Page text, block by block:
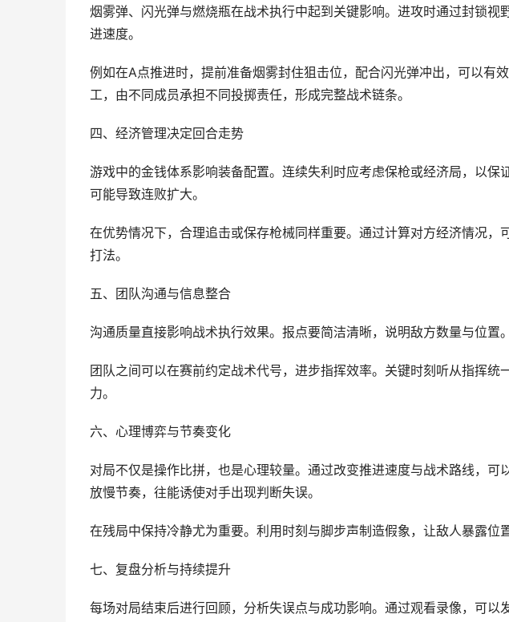
烟雾弹、闪光弹与燃烧瓶在战术执行中起到关键影响。进攻时通过封锁视
进速度。
例如在A点推进时，提前准备烟雾封住狙击位，配合闪光弹冲出，可以有
工，由不同成员承担不同投掷责任，形成完整战术链条。
四、经济管理决定回合走势
游戏中的金钱体系影响装备配置。连续失利时应考虑保枪或经济局，以保
可能导致连败扩大。
在优势情况下，合理追击或保存枪械同样重要。通过计算对方经济情况，
打法。
五、团队沟通与信息整合
沟通质量直接影响战术执行效果。报点要简洁清晰，说明敌方数量与位置
团队之间可以在赛前约定战术代号，进步指挥效率。关键时刻听从指挥统
力。
六、心理博弈与节奏变化
对局不仅是操作比拼，也是心理较量。通过改变推进速度与战术路线，可
放慢节奏，往能诱使对手出现判断失误。
在残局中保持冷静尤为重要。利用时刻与脚步声制造假象，让敌人暴露位
七、复盘分析与持续提升
每场对局结束后进行回顾，分析失误点与成功影响。通过观看录像，可以